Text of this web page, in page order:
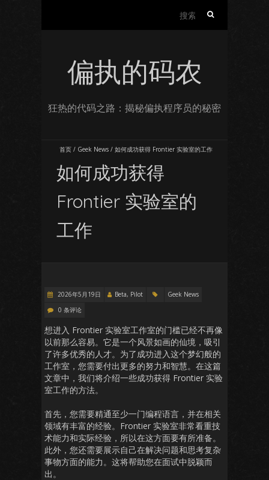
偏执的码农
狂热的代码之路：揭秘偏执程序员的秘密
首页 / Geek News / 如何成功获得 Frontier 实验室的工作
如何成功获得
Frontier 实验室的
工作
2026年5月19日 Beta, Pilot
Geek News
0 条评论
想进入 Frontier 实验室工作室的门槛已经不再像
以前那么容易。它是一个风景如画的仙境，吸引
了许多优秀的人才。为了成功进入这个梦幻般的
工作室，您需要付出更多的努力和智慧。在这篇
文章中，我们将介绍一些成功获得 Frontier 实验
室工作的方法。
首先，您需要精通至少一门编程语言，并在相关
领域有丰富的经验。Frontier 实验室非常看重技
术能力和实际经验，所以在这方面要有所准备。
此外，您还需要展示自己在解决问题和思考复杂
事物方面的能力。这将帮助您在面试中脱颖而
出。